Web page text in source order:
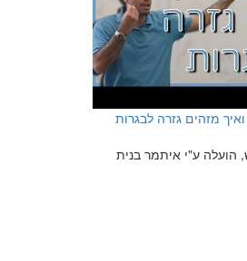
ואיך מזהים גזרה לבגרות
ע"י איתמר בנית